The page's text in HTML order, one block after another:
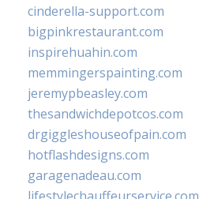
cinderella-support.com
bigpinkrestaurant.com
inspirehuahin.com
memmingerspainting.com
jeremypbeasley.com
thesandwichdepotcos.com
drgiggleshouseofpain.com
hotflashdesigns.com
garagenadeau.com